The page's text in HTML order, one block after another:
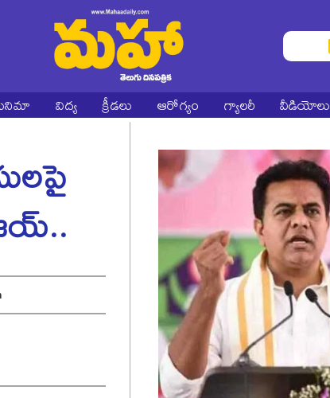
విద్య క్రీడలు ఆరోగ్యం గ్యాలరీ వీడియోలు